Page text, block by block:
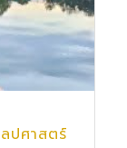
ปศาสตร์